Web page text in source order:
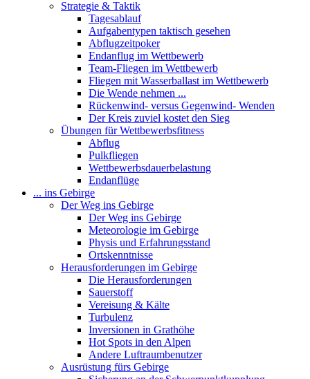
Strategie & Taktik
Tagesablauf
Aufgabentypen taktisch gesehen
Abflugzeitpoker
Endanflug im Wettbewerb
Team-Fliegen im Wettbewerb
Fliegen mit Wasserballast im Wettbewerb
Die Wende nehmen ...
Rückenwind- versus Gegenwind- Wenden
Der Kreis zuviel kostet den Sieg
Übungen für Wettbewerbsfitness
Abflug
Pulkfliegen
Wettbewerbsdauerbelastung
Endanflüge
... ins Gebirge
Der Weg ins Gebirge
Der Weg ins Gebirge
Meteorologie im Gebirge
Physis und Erfahrungsstand
Ortskenntnisse
Herausforderungen im Gebirge
Die Herausforderungen
Sauerstoff
Vereisung & Kälte
Turbulenz
Inversionen in Grathöhe
Hot Spots in den Alpen
Andere Luftraumbenutzer
Ausrüstung fürs Gebirge